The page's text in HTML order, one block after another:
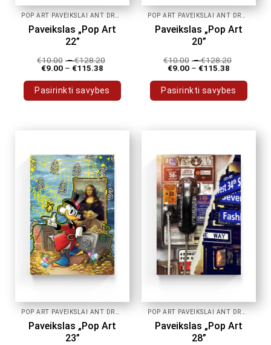
Paveikslas „Pop Art
22”
€10.00 –€128.20
€9.00 – €115.38
Pasirinkti savybes
variants.
The
options
may
be
chosen
on
the
product
page
Paveikslas „Pop Art
20”
€10.00 –€128.20
€9.00 – €115.38
Pasirinkti savybes
variants.
The
options
may
be
chosen
on
the
product
page
Paveikslas „Pop Art
23”
Paveikslas „Pop Art
28”